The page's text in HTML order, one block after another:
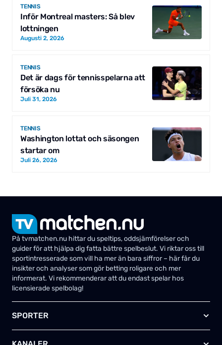
TENNIS
Inför Montreal masters: Så blev
lottningen
Augusti 2, 2026
TENNIS
Det är dags för tennisspelarna att
försöka nu
Juli 31, 2026
TENNIS
Washington lottat och säsongen
startar om
Juli 26, 2026
På tvmatchen.nu hittar du speltips, oddsjämförelser och
guider för att hjälpa dig fatta bättre spelbeslut. Vi riktar oss till
sportintresserade som vill ha mer än bara siffror – här får du
insikter och analyser som gör betting roligare och mer
informerat. Vi rekommenderar att du endast spelar hos
licensierade spelbolag!
SPORTER